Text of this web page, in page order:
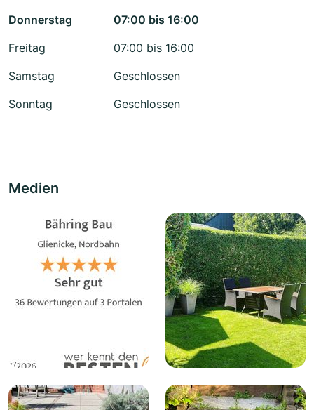
Donnerstag
07:00 bis 16:00
Freitag
07:00 bis 16:00
Samstag
Geschlossen
Sonntag
Geschlossen
Medien